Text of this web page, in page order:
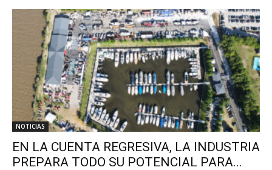
NOTICIAS
EN LA CUENTA REGRESIVA, LA INDUSTRIA
PREPARA TODO SU POTENCIAL PARA...